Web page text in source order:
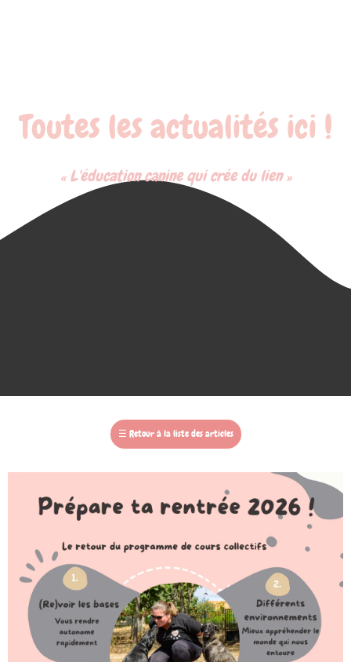
Toutes les actualités ici !
« L'éducation canine qui crée du lien »
☰ Retour à la liste des articles